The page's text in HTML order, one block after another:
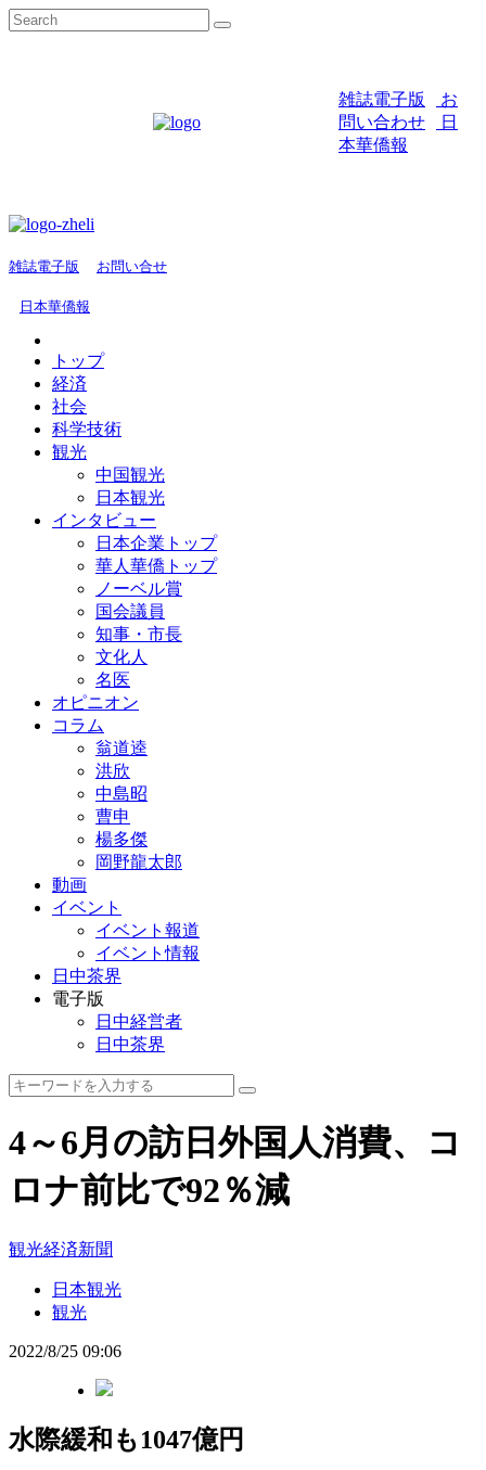
雑誌電子版
お
問い合わせ
日
本華僑報
雑誌電子版 お問い合せ
日本華僑報
トップ
経済
社会
科学技術
観光
中国観光
日本観光
インタビュー
日本企業トップ
華人華僑トップ
ノーベル賞
国会議員
知事・市長
文化人
名医
オピニオン
コラム
翁道逵
洪欣
中島昭
曹申
楊多傑
岡野龍太郎
動画
イベント
イベント報道
イベント情報
日中茶界
電子版
日中経営者
日中茶界
4～6月の訪日外国人消費、コ
ロナ前比で92％減
観光経済新聞
日本観光
観光
2022/8/25 09:06
水際緩和も1047億円